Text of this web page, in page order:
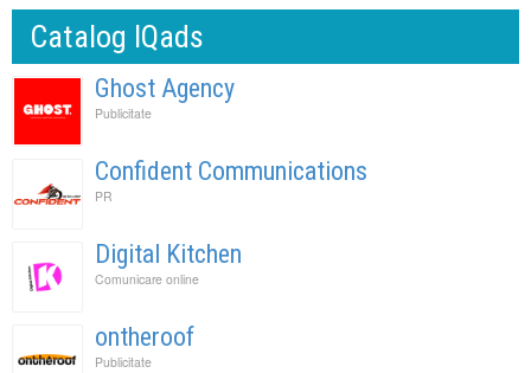
Catalog IQads
Ghost Agency
Publicitate
Confident Communications
PR
Digital Kitchen
Comunicare online
ontheroof
Publicitate